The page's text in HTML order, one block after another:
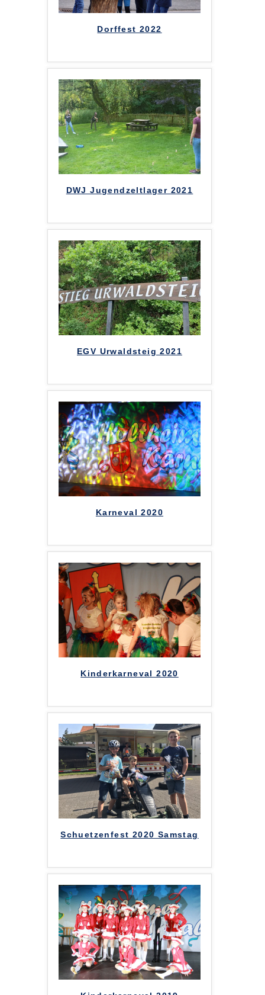
Dorffest 2022
DWJ Jugendzeltlager 2021
EGV Urwaldsteig 2021
Karneval 2020
Kinderkarneval 2020
Schuetzenfest 2020 Samstag